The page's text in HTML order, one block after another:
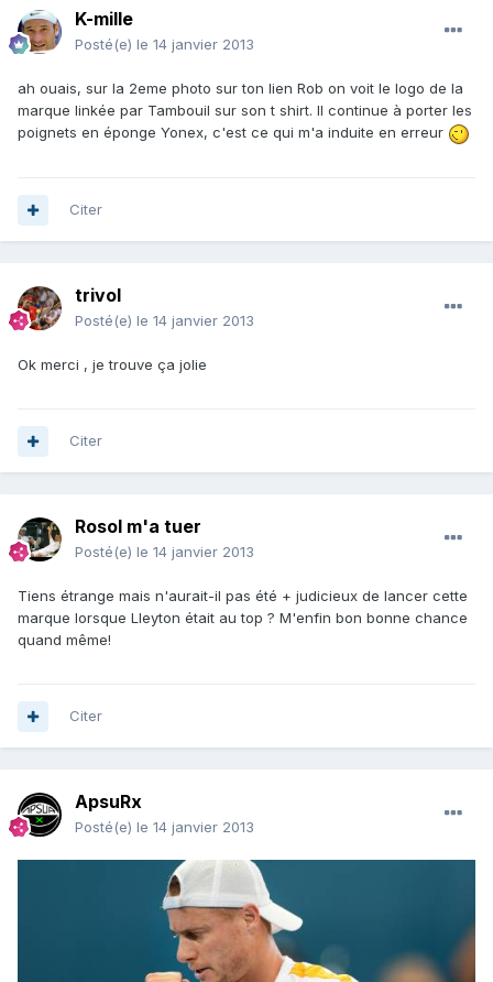
K-mille
Posté(e) le 14 janvier 2013
ah ouais, sur la 2eme photo sur ton lien Rob on voit le logo de la
marque linkée par Tambouil sur son t shirt. Il continue à porter les
poignets en éponge Yonex, c'est ce qui m'a induite en erreur
Citer
trivol
Posté(e) le 14 janvier 2013
Ok merci , je trouve ça jolie
Citer
Rosol m'a tuer
Posté(e) le 14 janvier 2013
Tiens étrange mais n'aurait-il pas été + judicieux de lancer cette
marque lorsque Lleyton était au top ? M'enfin bon bonne chance
quand même!
Citer
ApsuRx
Posté(e) le 14 janvier 2013